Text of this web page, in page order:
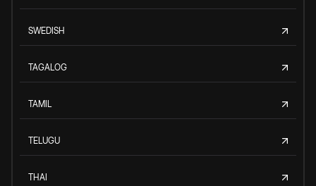
SWEDISH
TAGALOG
TAMIL
TELUGU
THAI